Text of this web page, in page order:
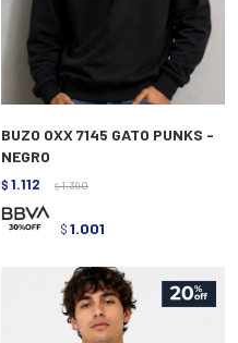
BUZO OXX 7145 GATO PUNKS -
NEGRO
$ 1.112 $ 1.390
$ 1.001